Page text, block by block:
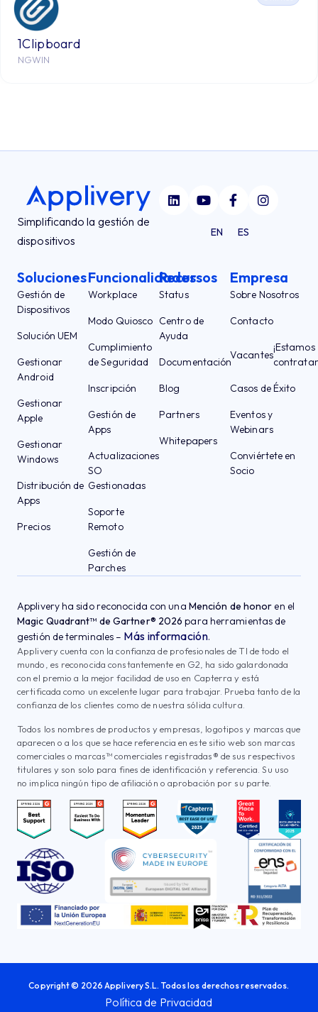
1Clipboard
NGWIN
Simplificando la gestión de
dispositivos
EN ES
Soluciones
Gestión de
Dispositivos
Solución UEM
Gestionar
Android
Gestionar
Apple
Gestionar
Windows
Distribución de
Apps
Precios
Funcionalidades
Workplace
Modo Quiosco
Cumplimiento
de Seguridad
Inscripción
Gestión de
Apps
Actualizaciones
SO
Gestionadas
Soporte
Remoto
Gestión de
Parches
Recursos
Status
Centro de
Ayuda
Documentación
Blog
Partners
Whitepapers
Empresa
Sobre Nosotros
Contacto
Vacantes
¡Estamos
Casos de Éxito
Eventos y
Webinars
Conviértete en
Socio
Applivery ha sido reconocida con una Mención de honor en el
Magic Quadrant™ de Gartner® 2026 para herramientas de
gestión de terminales – Más información.
Applivery cuenta con la confianza de profesionales de TI de todo el
mundo, es reconocida constantemente en G2, ha sido galardonada
con el premio a la mejor facilidad de uso en Capterra y está
certificada como un excelente lugar para trabajar. Prueba tanto de la
confianza de los clientes como de nuestra sólida cultura.
Todos los nombres de productos y empresas, logotipos y marcas que
aparecen o a los que se hace referencia en este sitio web son marcas
comerciales o marcas™ comerciales registradas® de sus respectivos
titulares y son solo para fines de identificación y referencia. Su uso
no implica ningún tipo de afiliación o aprobación por su parte.
Copyright © 2026 Applivery S.L. Todos los derechos reservados.
Política de Privacidad